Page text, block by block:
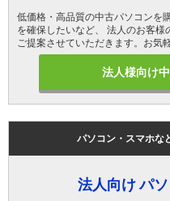
低価格・高品質の中古パソコンを
を確保したいなど、 法人のお客
ご提案させていただきます。お気
法人様向け
パソコン・スマホな
法人向け パ